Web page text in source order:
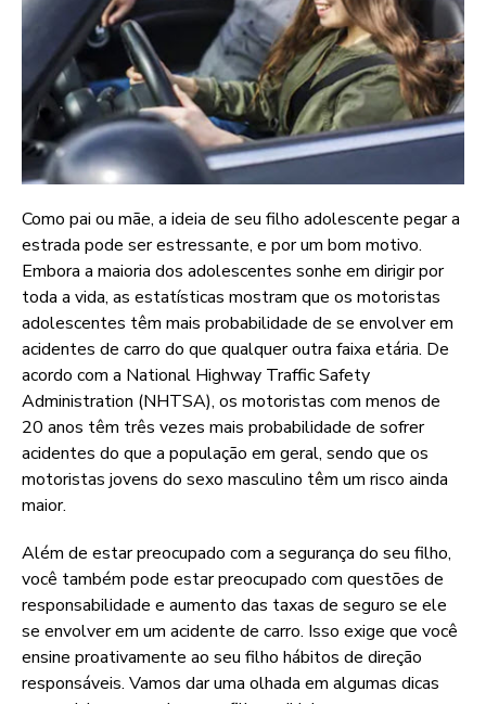
Como pai ou mãe, a ideia de seu filho adolescente pegar a
estrada pode ser estressante, e por um bom motivo.
Embora a maioria dos adolescentes sonhe em dirigir por
toda a vida, as estatísticas mostram que os motoristas
adolescentes têm mais probabilidade de se envolver em
acidentes de carro do que qualquer outra faixa etária. De
acordo com a National Highway Traffic Safety
Administration (NHTSA), os motoristas com menos de
20 anos têm três vezes mais probabilidade de sofrer
acidentes do que a população em geral, sendo que os
motoristas jovens do sexo masculino têm um risco ainda
maior.
Além de estar preocupado com a segurança do seu filho,
você também pode estar preocupado com questões de
responsabilidade e aumento das taxas de seguro se ele
se envolver em um acidente de carro. Isso exige que você
ensine proativamente ao seu filho hábitos de direção
responsáveis. Vamos dar uma olhada em algumas dicas